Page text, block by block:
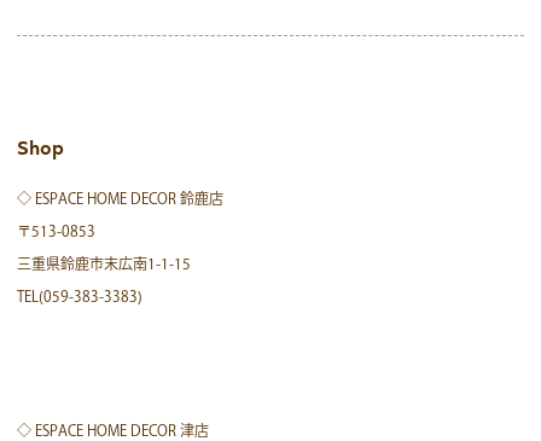
Shop
◇ ESPACE HOME DECOR 鈴鹿店
〒513-0853
三重県鈴鹿市末広南1-1-15
TEL(059-383-3383)
◇ ESPACE HOME DECOR 津店